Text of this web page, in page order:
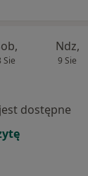
Sie
Ndz,
9 Sie
dostępne